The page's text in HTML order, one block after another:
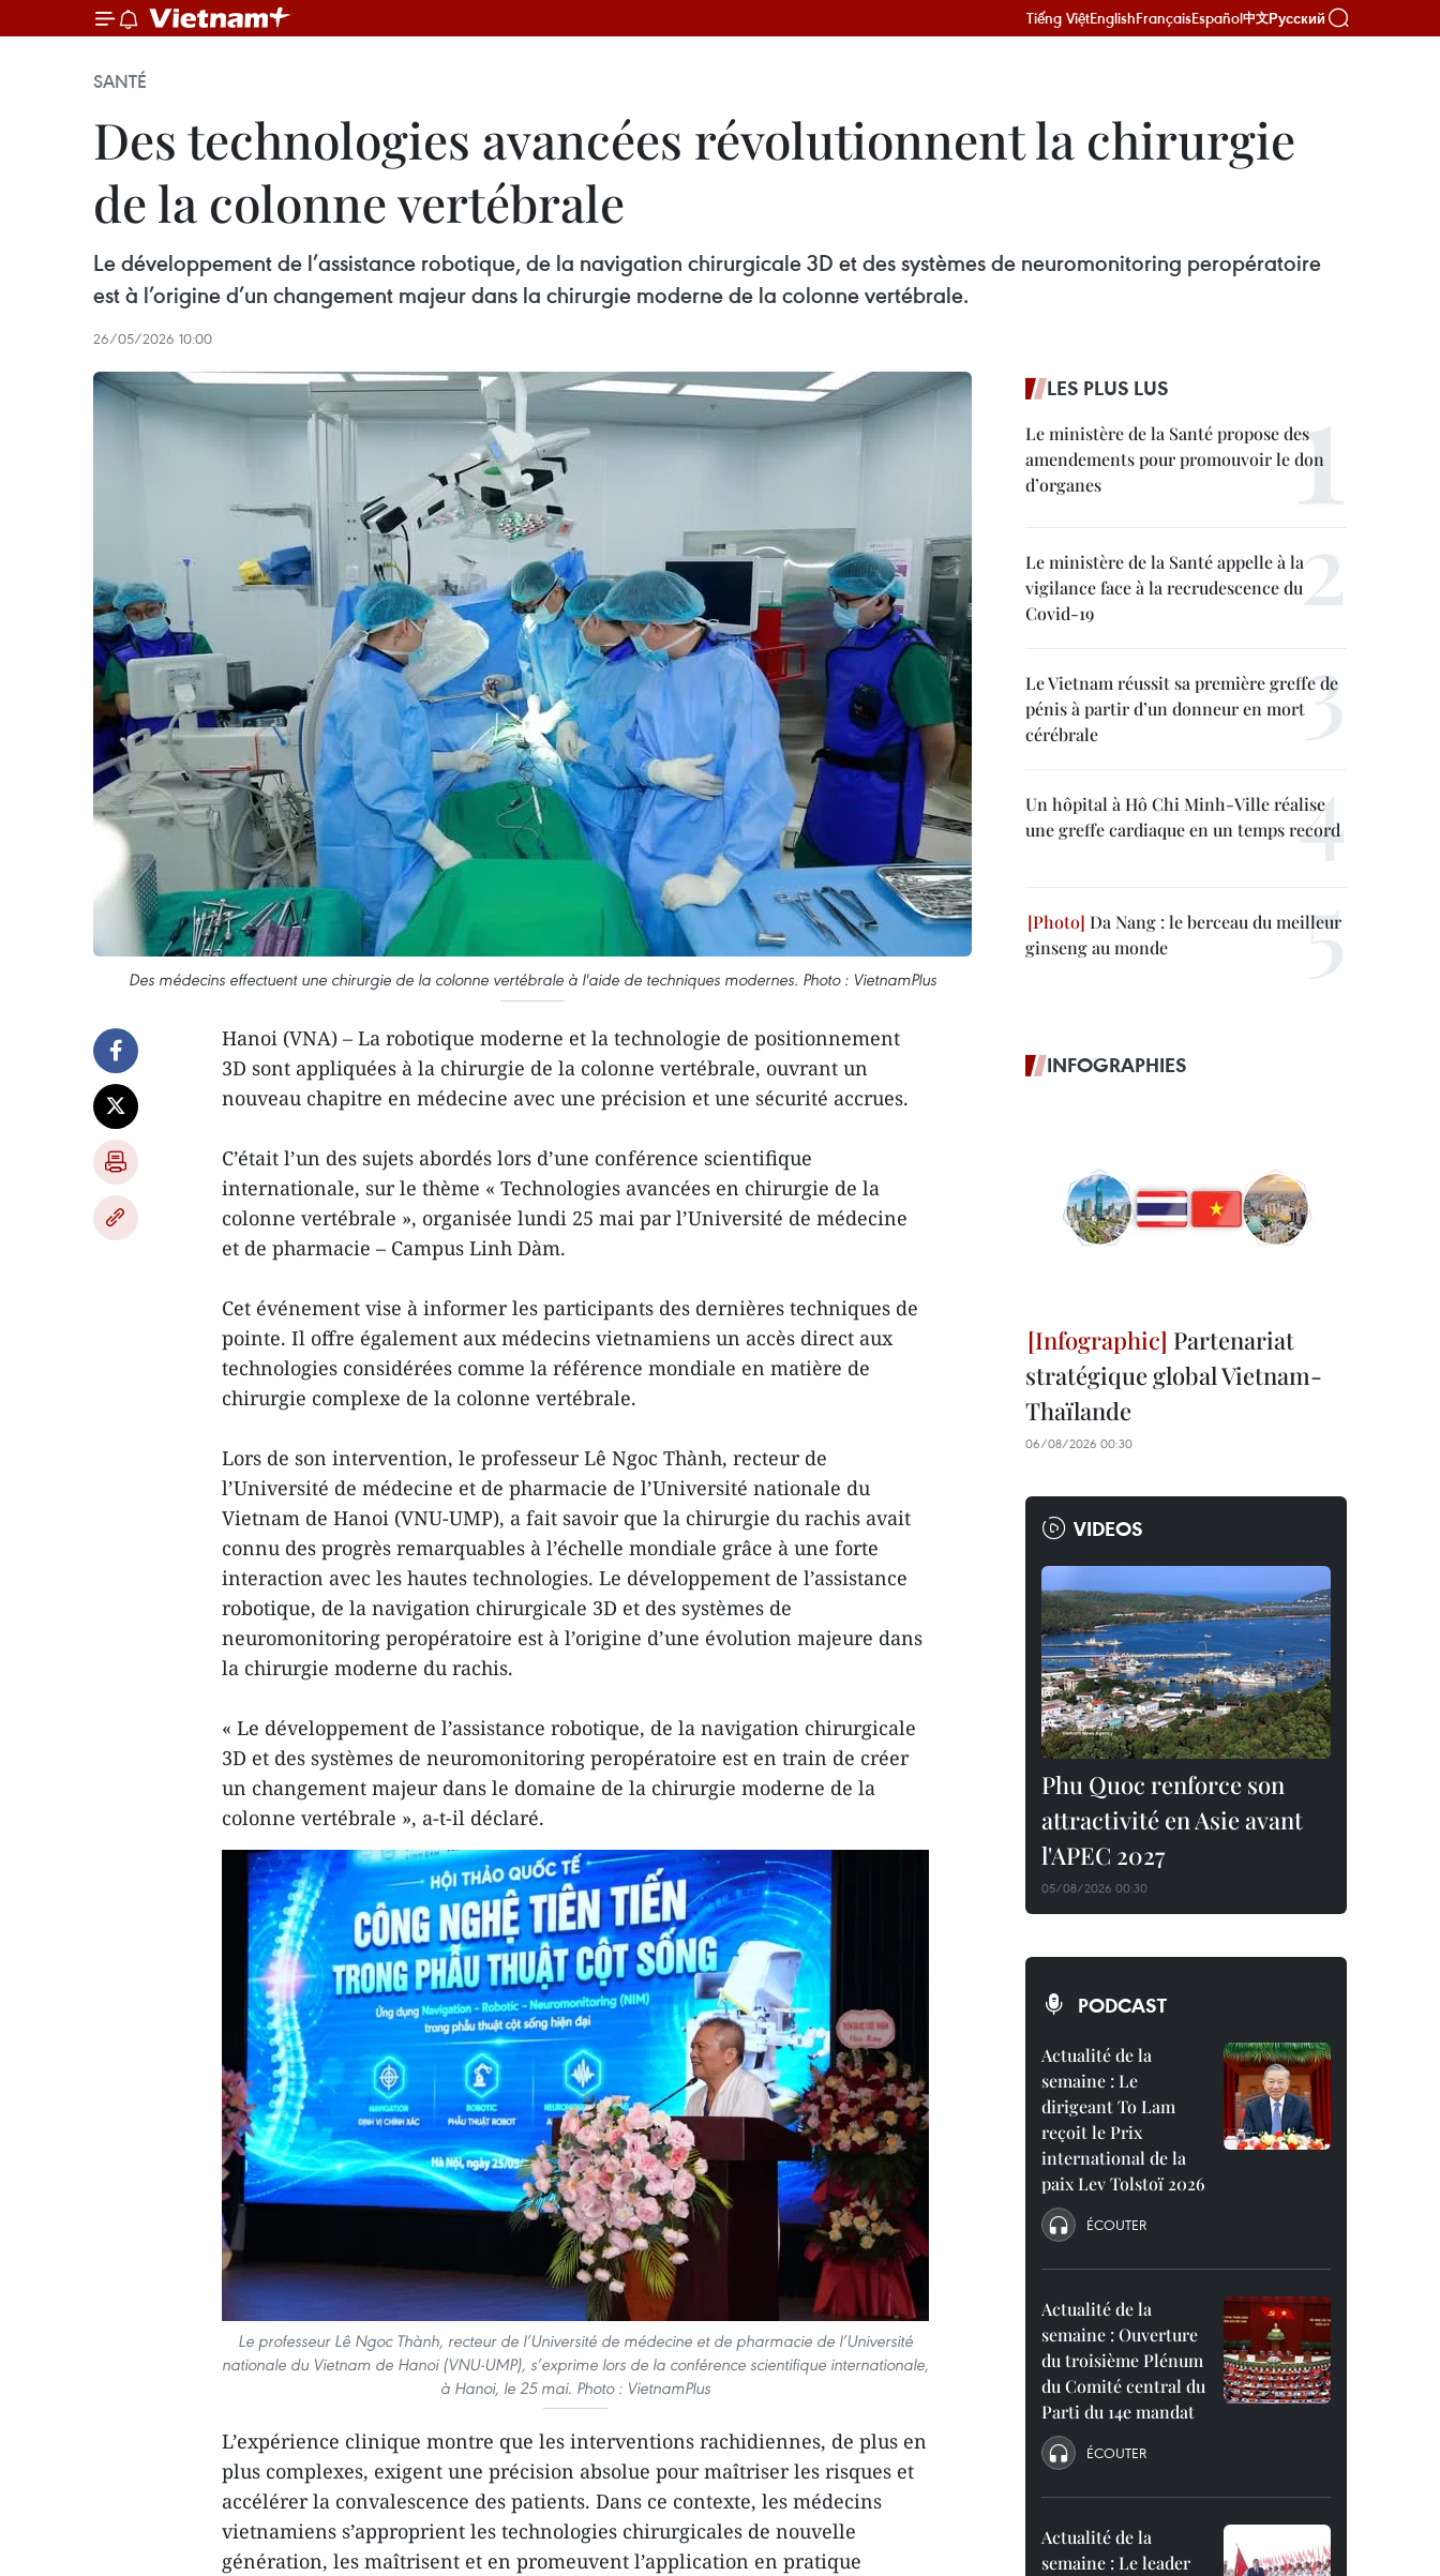
Tiếng ViệtEnglishFrançaisEspañol中文Русский
SANTÉ
Des technologies avancées révolutionnent la chirurgie
de la colonne vertébrale
Le développement de l’assistance robotique, de la navigation chirurgicale 3D et des systèmes de neuromonitoring peropératoire
est à l’origine d’un changement majeur dans la chirurgie moderne de la colonne vertébrale.
26/05/2026 10:00
Des médecins effectuent une chirurgie de la colonne vertébrale à l'aide de techniques modernes. Photo : VietnamPlus
Hanoi (VNA) – La robotique moderne et la technologie de positionnement
3D sont appliquées à la chirurgie de la colonne vertébrale, ouvrant un
nouveau chapitre en médecine avec une précision et une sécurité accrues.
C’était l’un des sujets abordés lors d’une conférence scientifique
internationale, sur le thème « Technologies avancées en chirurgie de la
colonne vertébrale », organisée lundi 25 mai par l’Université de médecine
et de pharmacie – Campus Linh Dàm.
Cet événement vise à informer les participants des dernières techniques de
pointe. Il offre également aux médecins vietnamiens un accès direct aux
technologies considérées comme la référence mondiale en matière de
chirurgie complexe de la colonne vertébrale.
Lors de son intervention, le professeur Lê Ngoc Thành, recteur de
l’Université de médecine et de pharmacie de l’Université nationale du
Vietnam de Hanoi (VNU-UMP), a fait savoir que la chirurgie du rachis avait
connu des progrès remarquables à l’échelle mondiale grâce à une forte
interaction avec les hautes technologies. Le développement de l’assistance
robotique, de la navigation chirurgicale 3D et des systèmes de
neuromonitoring peropératoire est à l’origine d’une évolution majeure dans
la chirurgie moderne du rachis.
« Le développement de l’assistance robotique, de la navigation chirurgicale
3D et des systèmes de neuromonitoring peropératoire est en train de créer
un changement majeur dans le domaine de la chirurgie moderne de la
colonne vertébrale », a-t-il déclaré.
Le professeur Lê Ngoc Thành, recteur de l’Université de médecine et de pharmacie de l’Université
nationale du Vietnam de Hanoi (VNU-UMP), s’exprime lors de la conférence scientifique internationale,
à Hanoi, le 25 mai. Photo : VietnamPlus
L’expérience clinique montre que les interventions rachidiennes, de plus en
plus complexes, exigent une précision absolue pour maîtriser les risques et
accélérer la convalescence des patients. Dans ce contexte, les médecins
vietnamiens s’approprient les technologies chirurgicales de nouvelle
génération, les maîtrisent et en promeuvent l’application en pratique
LES PLUS LUS
Le ministère de la Santé propose des
amendements pour promouvoir le don
d’organes
Le ministère de la Santé appelle à la
vigilance face à la recrudescence du
Covid-19
Le Vietnam réussit sa première greffe de
pénis à partir d’un donneur en mort
cérébrale
Un hôpital à Hô Chi Minh-Ville réalise
une greffe cardiaque en un temps record
Da Nang : le berceau du meilleur
ginseng au monde
INFOGRAPHIES
Partenariat
stratégique global Vietnam-
Thaïlande
06/08/2026 00:30
VIDEOS
Phu Quoc renforce son
attractivité en Asie avant
l'APEC 2027
05/08/2026 00:30
PODCAST
Actualité de la
semaine : Le
dirigeant To Lam
reçoit le Prix
international de la
paix Lev Tolstoï 2026
ÉCOUTER
Actualité de la
semaine : Ouverture
du troisième Plénum
du Comité central du
Parti du 14e mandat
ÉCOUTER
Actualité de la
semaine : Le leader